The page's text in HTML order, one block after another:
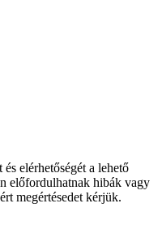
elérhetőségét a lehető
előfordulhatnak hibák vagy
megértésedet kérjük.